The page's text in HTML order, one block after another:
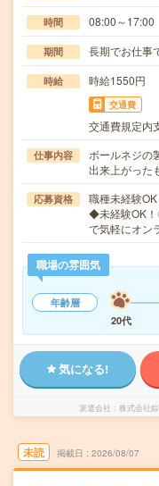
時間 08:00～17:00
期間 長期でお仕事
時給 時給1550円
交通費
交通費規定内
仕事内容
ボールネジの
出来上がった
応募資格
職種未経験
◆未経験OK！
で気軽にオン
職場の雰囲気
年齢層
20代
気になる!
派遣会社 株式会社
未読 掲載日 2026/08/07